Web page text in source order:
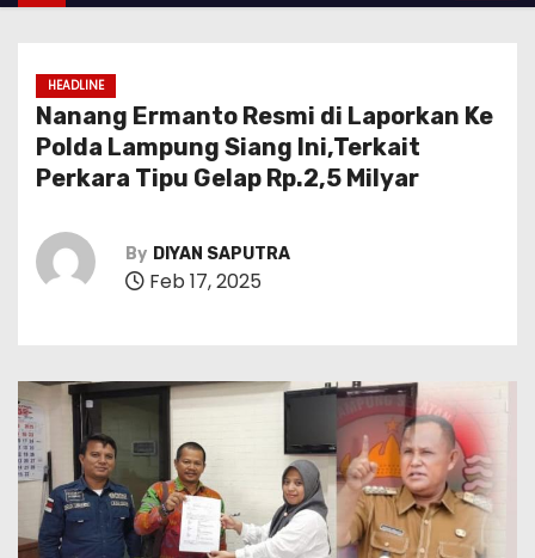
HEADLINE
Nanang Ermanto Resmi di Laporkan Ke
Polda Lampung Siang Ini,Terkait
Perkara Tipu Gelap Rp.2,5 Milyar
By DIYAN SAPUTRA
Feb 17, 2025